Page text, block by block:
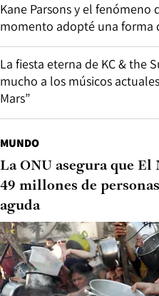
Kane Parsons y el fenómeno
momento adopté una forma
La fiesta eterna de KC & the
mucho a los músicos
Mars”
MUNDO
La ONU asegura que
49 millones de
aguda